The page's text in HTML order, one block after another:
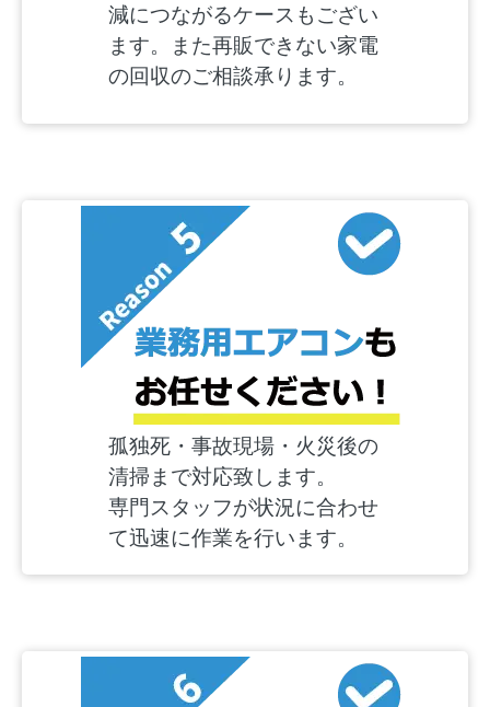
減につながるケースもござい
ます。また再販できない家電
の回収のご相談承ります。
孤独死・事故現場・火災後の
清掃まで対応致します。
専門スタッフが状況に合わせ
て迅速に作業を行います。